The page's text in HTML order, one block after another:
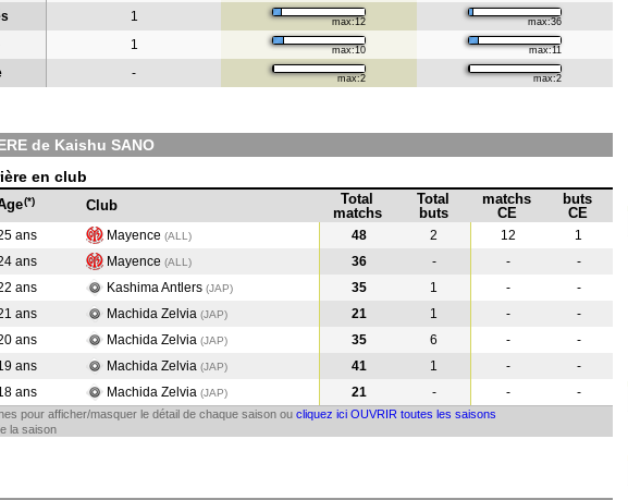
1 max:12 max:36
1 max:10 max:11
- max:2 max:2
de Kaishu SANO
en club
(*) Club
Total
matchs
Total
buts
matchs
CE
buts
CE
ans Mayence (ALL) 48 2 12
1
ans Mayence (ALL ) 36 - -
-
ans Kashima Antlers (JAP) 35 1 -
-
ans Machida Zelvia (JAP) 21 1 -
-
ans Machida Zelvia (JAP) 35 6 -
-
ans Machida Zelvia (JAP) 41 1 -
-
ans Machida Zelvia (JAP) 21 - - -
pour afficher/masquer le détail de chaque saison ou cliquez ici OUVRIR toutes les saisons
la saison